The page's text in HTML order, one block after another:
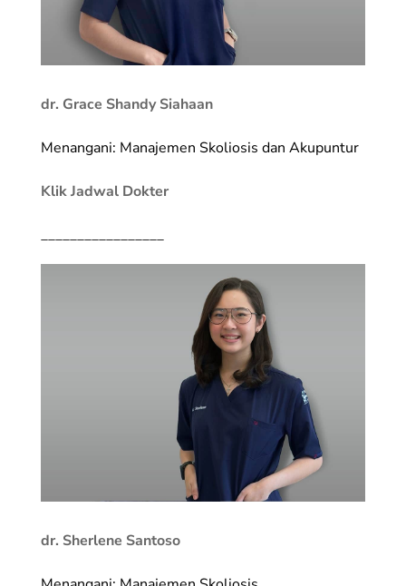
dr. Grace Shandy Siahaan
Menangani: Manajemen Skoliosis dan Akupuntur
Klik Jadwal Dokter
_________________
dr. Sherlene Santoso